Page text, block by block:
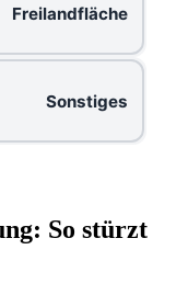
Freilandfläche
Sonstiges
So stürzt